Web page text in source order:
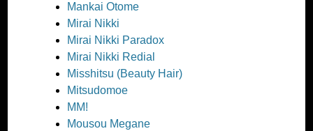
Mankai Otome
Mirai Nikki
Mirai Nikki Paradox
Mirai Nikki Redial
Misshitsu (Beauty Hair)
Mitsudomoe
MM!
Mousou Megane